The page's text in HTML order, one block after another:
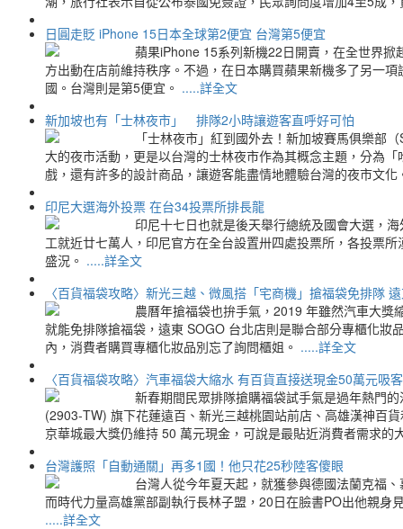
日圓走貶 iPhone 15日本全球第2便宜 台灣第5便宜
蘋果iPhone 15系列新機22日開賣，在全世界
方出動在店前維持秩序。不過，在日本購買蘋果新機多了另一
國。台灣則是第5便宜。 .....詳全文
新加坡也有「士林夜市」 排隊2小時讓遊客直呼好可怕
「士林夜市」紅到國外去！新加坡賽馬俱樂部
大的夜市活動，更是以台灣的士林夜市作為其概念主題，分為
戲，還有許多的設計商品，讓遊客能盡情地體驗台灣的夜市文
印尼大選海外投票 在台34投票所排長龍
印尼十七日也就是後天舉行總統及國會大選，
工就近廿七萬人，印尼官方在全台設置卅四處投票所，各投票
盛況。 .....詳全文
〈百貨福袋攻略〉新光三越、微風搭「宅商機」搶福袋免排隊
農曆年搶福袋也拚手氣，2019 年雖然汽車大獎
就能免排隊搶福袋，遠東 SOGO 台北店則是聯合部分專櫃化
內，消費者購買專櫃化妝品別忘了詢問櫃姐。 .....詳全文
〈百貨福袋攻略〉汽車福袋大縮水 有百貨直接送現金50萬元吸客
新春期間民眾排隊搶購福袋試手氣是過年熱門
(2903-TW) 旗下花蓮遠百、新光三越桃園站前店、高雄漢神百
京華城最大獎仍維持 50 萬元現金，可說是最貼近消費者需求的
台灣護照「自動通關」再多1國！他只花25秒陸客傻眼
台灣人從今年夏天起，就獲參與德國法蘭克福
而時代力量高雄黨部副執行長林子盟，20日在臉書PO出他親
.....詳全文